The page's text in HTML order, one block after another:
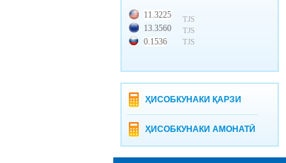
11.3225
13.3560
0.1536
TJS
TJS
TJS
ҲИСОБКУНАКИ ҚАРЗИ
ҲИСОБКУНАКИ АМОНАТӢ